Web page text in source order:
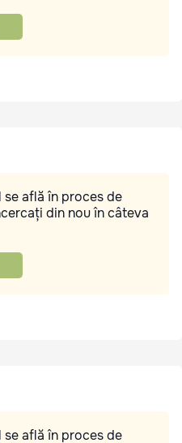
află în proces de
din nou în câteva
află în proces de